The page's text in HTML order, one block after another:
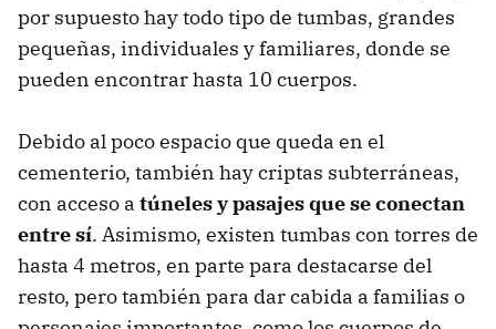
por supuesto hay todo tipo de tumbas, grandes
pequeñas, individuales y familiares, donde se
pueden encontrar hasta 10 cuerpos.
Debido al poco espacio que queda en el
cementerio, también hay criptas subterráneas,
con acceso a túneles y pasajes que se conectan
entre sí. Asimismo, existen tumbas con torres de
hasta 4 metros, en parte para destacarse del
resto, pero también para dar cabida a familias o